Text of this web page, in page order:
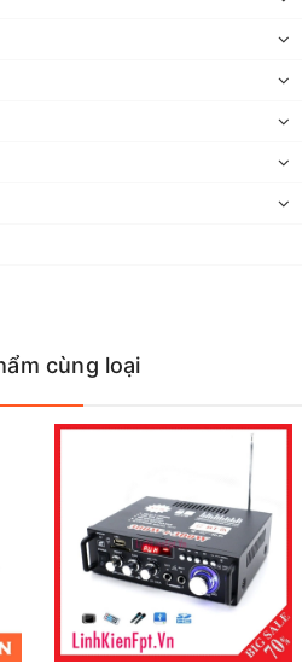
usb và thẻ nhớ
cùng loại